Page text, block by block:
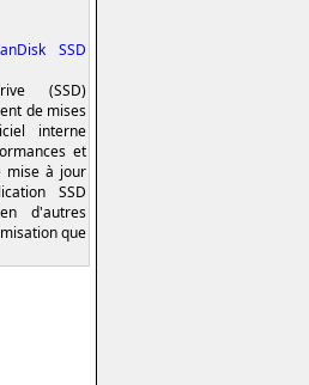
SSD
(SSD)
de mises
interne
et
mise à jour
SSD
d'autres
que